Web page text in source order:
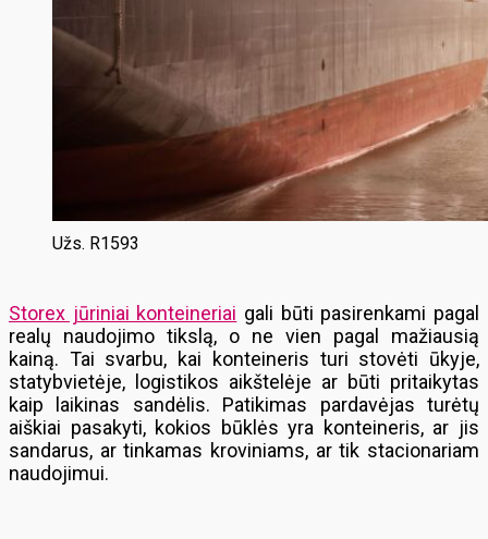
Užs. R1593
Storex jūriniai konteineriai gali būti pasirenkami pagal
realų naudojimo tikslą, o ne vien pagal mažiausią
kainą. Tai svarbu, kai konteineris turi stovėti ūkyje,
statybvietėje, logistikos aikštelėje ar būti pritaikytas
kaip laikinas sandėlis. Patikimas pardavėjas turėtų
aiškiai pasakyti, kokios būklės yra konteineris, ar jis
sandarus, ar tinkamas kroviniams, ar tik stacionariam
naudojimui.